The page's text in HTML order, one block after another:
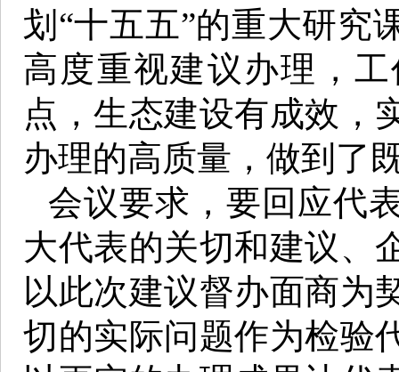
划“十五五”的重大研究
高度重视建议办理，
点，生态建设有成效，
办理的高质量，做到了
会议要求，要回应代
大代表的关切和建议、
以此次建议督办面商为
切的实际问题作为检验